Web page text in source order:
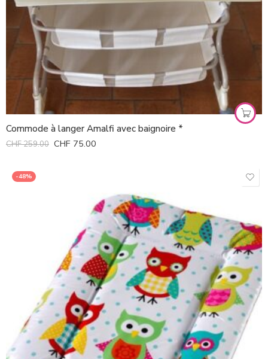
Commode à langer Amalfi avec baignoire *
CHF259.00 CHF 75.00
-48%